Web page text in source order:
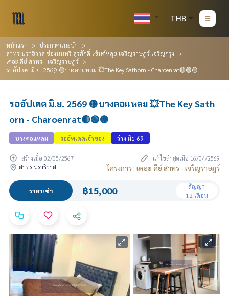
THB
หน้าแรก
ประกาศแนะนำ
สาทร นราธิวาส ช่องนนทรี สุรศักดิ์ เซ้นต์หลุย เจริญราษฎร์ เจริญกรุง
เดอะ คีย์ สาทร - เจริญราษฎร์
รออัปเดต มิ.ย. 2569 🟡บางคอแหลม 💥The Key Sathorn - Charoenrat🔴🟢🟡
รออัปเดต มิ.ย. 2569 🟡บางคอแหลม 💥The Key Sath
orn - Charoenrat🔴🟢🟡
บางคอแหลม รออัพเดตเจ้าของ ว่าง มิย 69
สร้างเมื่อ 02/05/2567
แก้ไขล่าสุดเมื่อ 16/04/2569
สาทร นราธิวาส
โครงการ : เดอะ คีย์ สาทร - เจริญราษฎร์
ราคาเช่า ฿15,000
สัญญา
12 เดือน